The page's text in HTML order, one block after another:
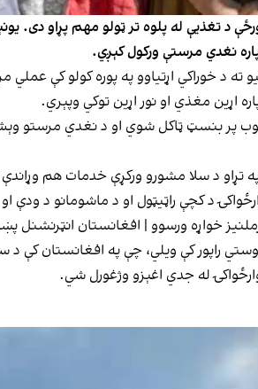
ملتونو د ماشومانو ملاتړ صندوق وایي، د ماشوم د ودې لومړنۍ ۱۰۰۰
خوراکي اړتیاوو په پوره کولو کې عملي
اړین مغذي او نور اړین توکي وپېري.
پر بنسټ ټاکل شوي او د نغدي مرستو
د سلا مشورو ورکړې خدمات هم
د کچې راټیټول او د ماشومانو د